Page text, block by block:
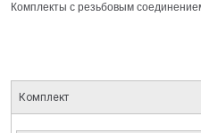
Комплекты с резьбовым
Комплект